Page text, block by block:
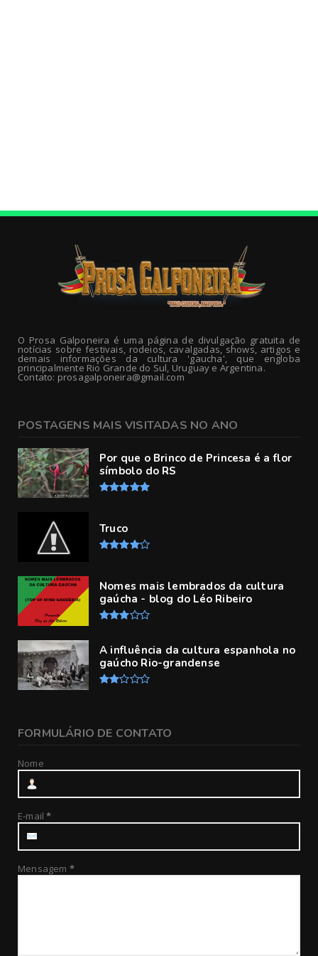
O Prosa Galponeira é uma página de divulgação gratuita de
notícias sobre festivais, rodeios, cavalgadas, shows, artigos e
demais informações da cultura 'gaucha', que engloba
principalmente Rio Grande do Sul, Uruguay e Argentina.
Contato: prosagalponeira@gmail.com
POSTAGENS MAIS VISITADAS NO ANO
Por que o Brinco de Princesa é a flor
símbolo do RS
Truco
Nomes mais lembrados da cultura
gaúcha - blog do Léo Ribeiro
A influência da cultura espanhola no
gaúcho Rio-grandense
FORMULÁRIO DE CONTATO
Nome
E-mail*
Mensagem *